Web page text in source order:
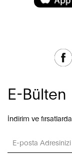
E-Bülten
İndirim ve